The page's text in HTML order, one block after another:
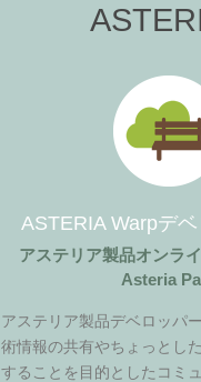
ASTERIA Warpデ
アステリア製品オンラ
Asteria
アステリア製品デベロッパ
術情報の共有やちょっとし
することを目的としたコミ